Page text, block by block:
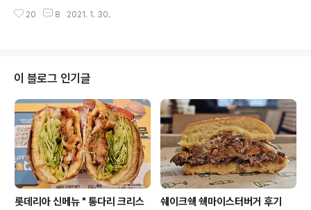
88kcal, 세트 457kcal 입니다. 중량은 단품 186g 으로,
시로 행운버거는 단종되었습니다. 미트칠리 치킨버거 세트
52~1101kcal 입니다. 중량은 단품 278g 입니다. 시즌
한정 메뉴로 1월 28일부터 2월 24일까지, 약 1달간만 판
매합니다. 크기는 지름 8cm, 높이 5.5cm 입니다. 미트칠
리 비프버거와는 달리 종이칼라 (모양을 유지하기 위해 버
거를 감싸는 종이 띠지) 를 사용하고 있어서 정확한 ..
20 8 2021. 1. 30.
이 블로그 인기글
롯데리아 신메뉴 " 통다리 크리스
쉐이크쉑 쉑마이스터버거 후기